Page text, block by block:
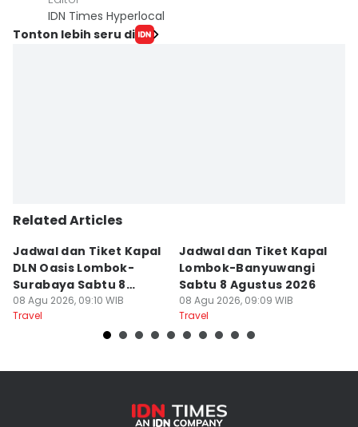
IDN Times Hyperlocal
Tonton lebih seru di
Related Articles
Jadwal dan Tiket Kapal
DLN Oasis Lombok-
Surabaya Sabtu 8
Agustus 2026
08 Agu 2026, 09:10 WIB
Travel
Jadwal dan Tiket Kapal
Lombok-Banyuwangi
Sabtu 8 Agustus 2026
08 Agu 2026, 09:09 WIB
Travel